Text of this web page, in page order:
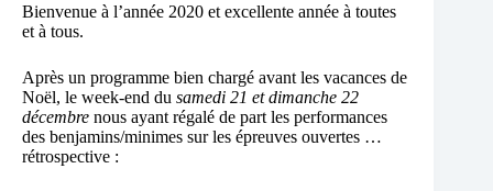
Bienvenue à l’année 2020 et excellente année à toutes
et à tous.
Après un programme bien chargé avant les vacances de
Noël, le week-end du samedi 21 et dimanche 22
décembre nous ayant régalé de part les performances
des benjamins/minimes sur les épreuves ouvertes …
rétrospective :